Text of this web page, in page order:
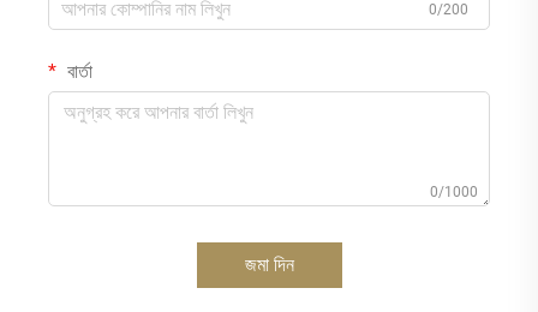
0/200
বার্তা
0/1000
জমা দিন